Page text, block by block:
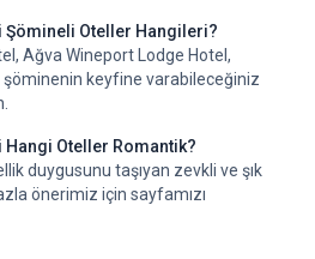
Oteller Hangileri?
Ağva Wineport Lodge Hotel,
keyfine varabileceğiniz
Oteller Romantik?
duygusunu taşıyan zevkli ve şık
önerimiz için sayfamızı